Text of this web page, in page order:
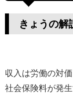
きょうの解
収入は労働の対
社会保険料が発